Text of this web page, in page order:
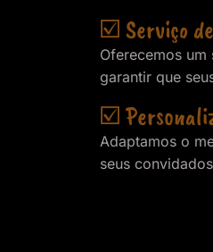
☑️ Serviço
Oferecemos
garantir que
☑️
Adaptamos o
seus